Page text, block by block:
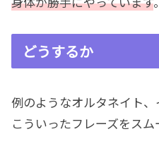
どうするか
例のようなオルタネイト、
こういったフレーズをスム